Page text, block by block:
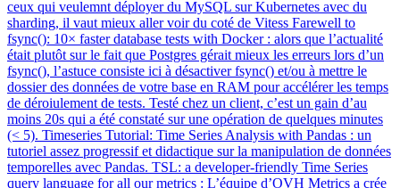
ceux qui veulemnt déployer du MySQL sur Kubernetes avec du
sharding, il vaut mieux aller voir du coté de Vitess Farewell to
fsync(): 10× faster database tests with Docker : alors que l’actualité
était plutôt sur le fait que Postgres gérait mieux les erreurs lors d’un
fsync(), l’astuce consiste ici à désactiver fsync() et/ou à mettre le
dossier des données de votre base en RAM pour accélérer les temps
de déroiulement de tests. Testé chez un client, c’est un gain d’au
moins 20s qui a été constaté sur une opération de quelques minutes
(< 5). Timeseries Tutorial: Time Series Analysis with Pandas : un
tutoriel assez progressif et didactique sur la manipulation de données
temporelles avec Pandas. TSL: a developer-friendly Time Series
query language for all our metrics : L’équipe d’OVH Metrics a crée